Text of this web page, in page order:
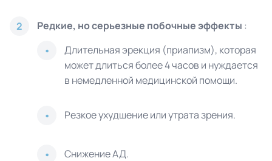
2 Редкие, но серьезные побочные эффекты :
Длительная эрекция (приапизм), которая
может длиться более 4 часов и нуждается
в немедленной медицинской помощи.
Резкое ухудшение или утрата зрения.
Снижение АД.